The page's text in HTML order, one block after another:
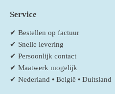
Service
✔ Bestellen op factuur
✔ Snelle levering
✔ Persoonlijk contact
✔ Maatwerk mogelijk
✔ Nederland • België • Duitsland